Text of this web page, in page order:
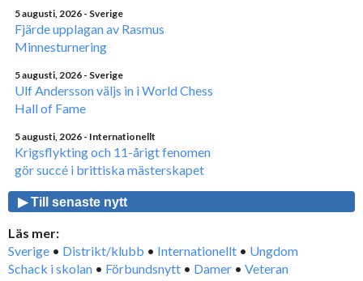
5 augusti, 2026 - Sverige
Fjärde upplagan av Rasmus
Minnesturnering
5 augusti, 2026 - Sverige
Ulf Andersson väljs in i World Chess
Hall of Fame
5 augusti, 2026 - Internationellt
Krigsflykting och 11-årigt fenomen
gör succé i brittiska mästerskapet
▶ Till senaste nytt
Läs mer:
Sverige • Distrikt/klubb • Internationellt • Ungdom
Schack i skolan • Förbundsnytt • Damer • Veteran